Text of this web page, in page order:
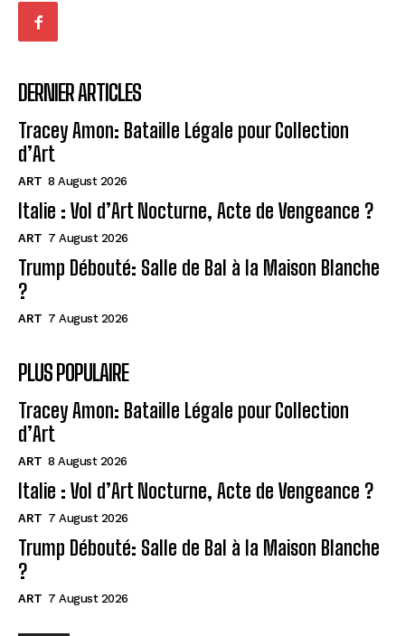
DERNIER ARTICLES
Tracey Amon: Bataille Légale pour Collection
d’Art
ART 8 August 2026
Italie : Vol d’Art Nocturne, Acte de Vengeance ?
ART 7 August 2026
Trump Débouté: Salle de Bal à la Maison Blanche
?
ART 7 August 2026
PLUS POPULAIRE
Tracey Amon: Bataille Légale pour Collection
d’Art
ART 8 August 2026
Italie : Vol d’Art Nocturne, Acte de Vengeance ?
ART 7 August 2026
Trump Débouté: Salle de Bal à la Maison Blanche
?
ART 7 August 2026